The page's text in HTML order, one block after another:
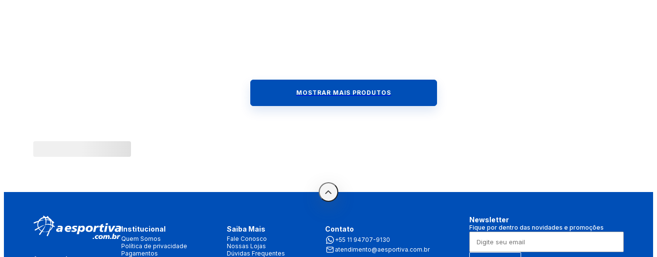
MOSTRAR MAIS PRODUTOS
Institucional
Quem Somos
Política de privacidade
Pagamentos
Saiba Mais
Fale Conosco
Nossas Lojas
Dúvidas Frequentes
Contato
+55 11 94707-9130
atendimento@aesportiva.com.br
Newsletter
Fique por dentro das novidades e promoções